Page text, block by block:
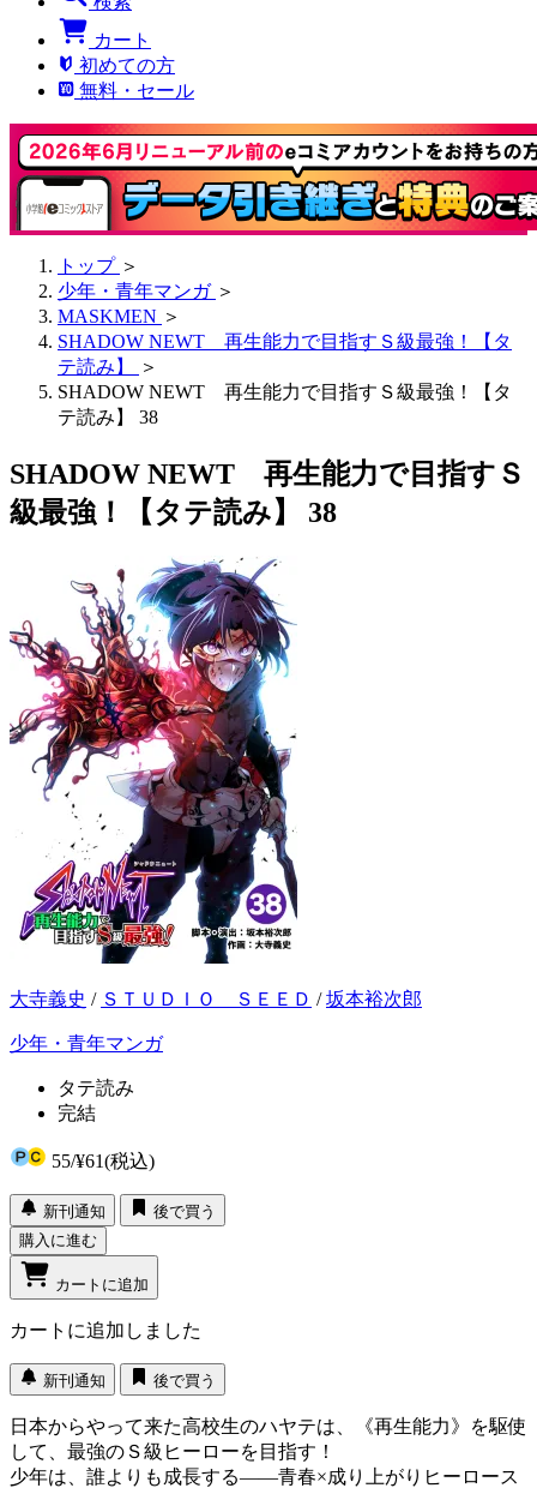
カート
初めての方
無料・セール
トップ ＞
少年・青年マンガ ＞
MASKMEN ＞
SHADOW NEWT 再生能力で目指すＳ級最強！【タ
テ読み】
＞
SHADOW NEWT 再生能力で目指すＳ級最強！【タ
テ読み】 38
SHADOW NEWT 再生能力で目指すＳ
級最強！【タテ読み】 38
大寺義史 / ＳＴＵＤＩＯ ＳＥＥＤ /坂本裕次郎
少年・青年マンガ
タテ読み
完結
55/¥61(税込)
新刊通知
後で買う
購入に進む
カートに追加
カートに追加しました
新刊通知 後で買う
日本からやって来た高校生のハヤテは、《再生能力》を駆使
して、最強のＳ級ヒーローを目指す！
少年は、誰よりも成長する――青春×成り上がりヒーロース